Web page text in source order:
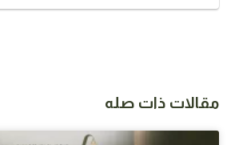
مقالات ذات صله